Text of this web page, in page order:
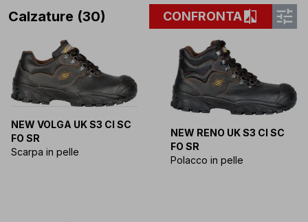
Calzature (30) CONFRONTAcompare tune
NEW VOLGA UK S3 CI SC
FO SR
Scarpa in pelle
NEW RENO UK S3 CI SC
FO SR
Polacco in pelle